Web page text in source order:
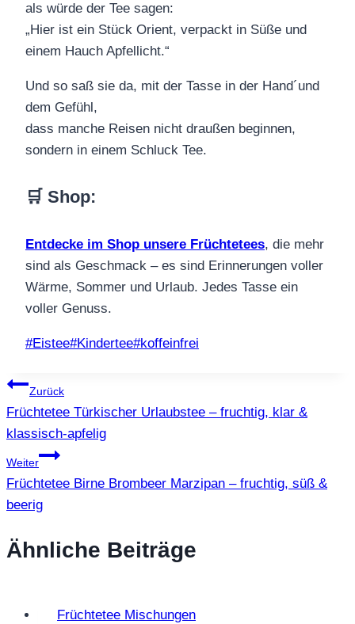
als würde der Tee sagen:
„Hier ist ein Stück Orient, verpackt in Süße und
einem Hauch Apfellicht.“
Und so saß sie da, mit der Tasse in der Hand´und
dem Gefühl,
dass manche Reisen nicht draußen beginnen,
sondern in einem Schluck Tee.
🛒 Shop:
Entdecke im Shop unsere Früchtetees, die mehr
sind als Geschmack – es sind Erinnerungen voller
Wärme, Sommer und Urlaub. Jedes Tasse ein
voller Genuss.
Schlagworte:
#Eistee#Kindertee#koffeinfrei
Beitragsnavigation
Zurück
Früchtetee Türkischer Urlaubstee – fruchtig, klar &
klassisch-apfelig
Weiter
Früchtetee Birne Brombeer Marzipan – fruchtig, süß &
beerig
Ähnliche Beiträge
Früchtetee Mischungen